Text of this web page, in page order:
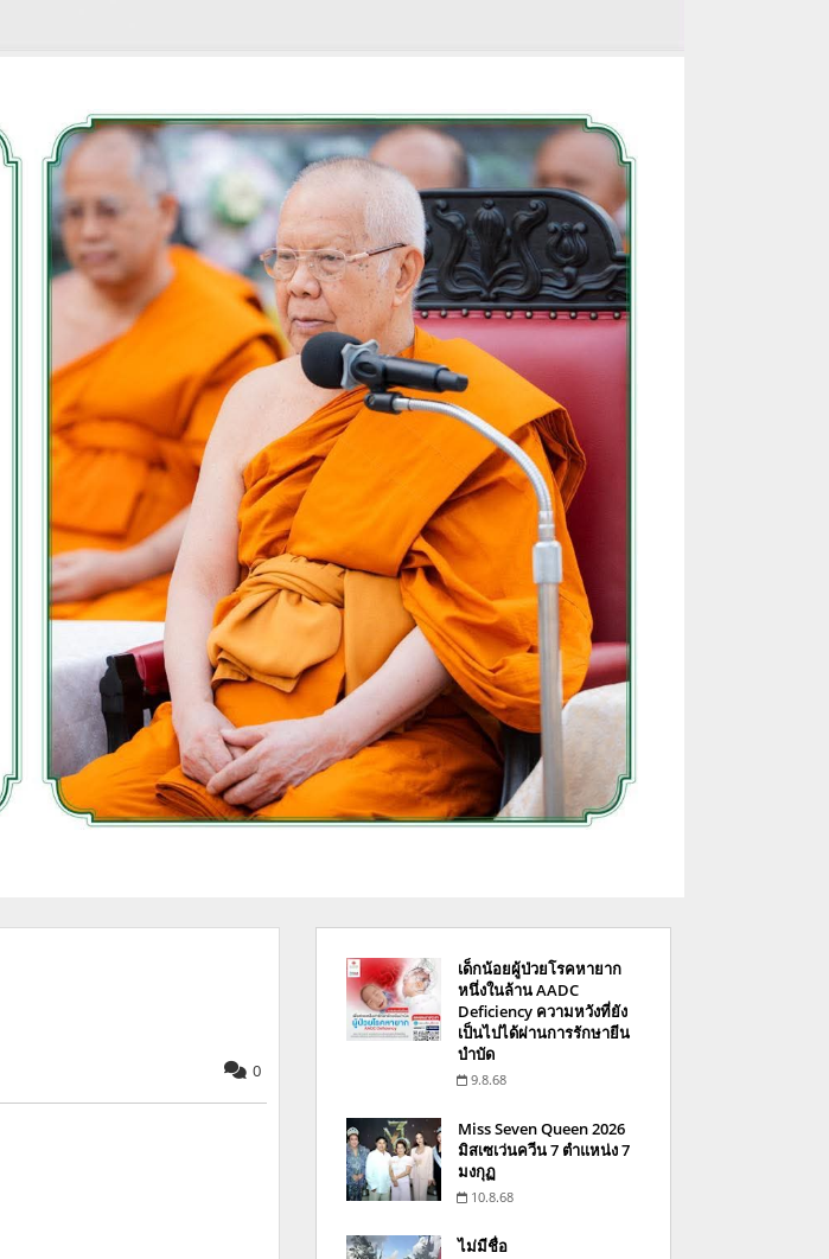
0
เด็กน้อยผู้ป่วยโรคหายาก
หนึ่งในล้าน AADC
Deficiency ความหวังที่ยัง
เป็นไปได้ผ่านการรักษายีน
บำบัด
9.8.68
Miss Seven Queen 2026
มิสเซเว่นควีน 7 ตำแหน่ง 7
มงกุฏ
10.8.68
ไม่มีชื่อ